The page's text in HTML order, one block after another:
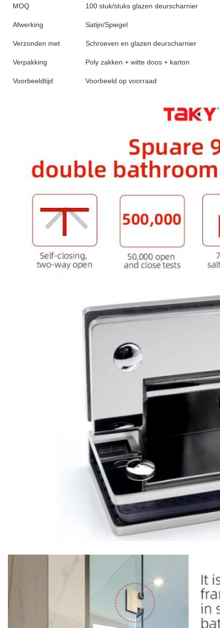
MOQ 100 stuk/stuks glazen deurscharnier
Afwerking Satijn/Spiegel
Verzonden met Schroeven en glazen deurscharnier
Verpakking Poly zakken + witte doos + karton
Voorbeeldtijd Voorbeeld op voorraad